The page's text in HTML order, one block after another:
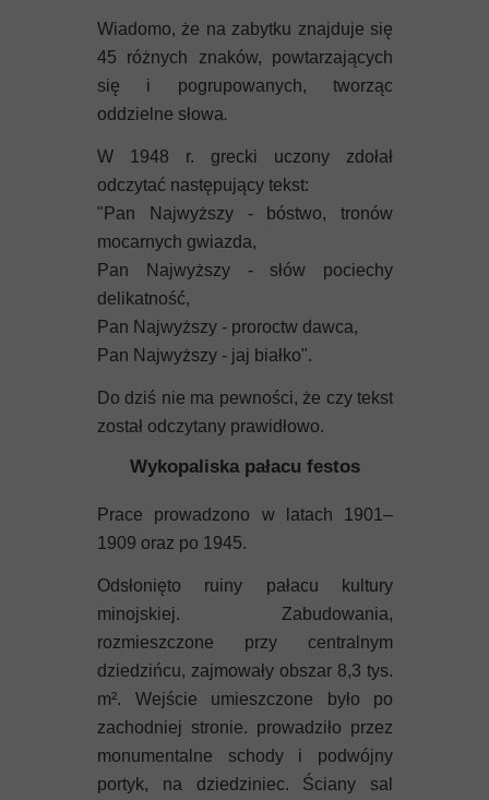
Wiadomo, że na zabytku znajduje się
45 różnych znaków, powtarzających
się i pogrupowanych, tworząc
oddzielne słowa.
W 1948 r. grecki uczony zdołał
odczytać następujący tekst:
"Pan Najwyższy - bóstwo, tronów
mocarnych gwiazda,
Pan Najwyższy - słów pociechy
delikatność,
Pan Najwyższy - proroctw dawca,
Pan Najwyższy - jaj białko".
Do dziś nie ma pewności, że czy tekst
został odczytany prawidłowo.
Wykopaliska pałacu festos
Prace prowadzono w latach 1901–
1909 oraz po 1945.
Odsłonięto ruiny pałacu kultury
minojskiej. Zabudowania,
rozmieszczone przy centralnym
dziedzińcu, zajmowały obszar 8,3 tys.
m². Wejście umieszczone było po
zachodniej stronie. prowadziło przez
monumentalne schody i podwójny
portyk, na dziedziniec. Ściany sal